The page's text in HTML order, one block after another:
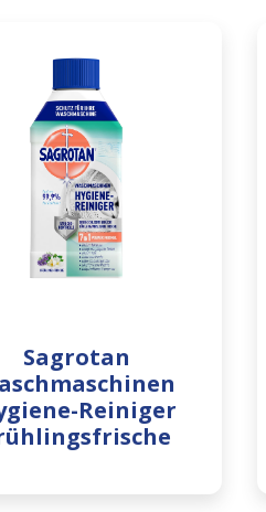
Sagrotan
Reiniger